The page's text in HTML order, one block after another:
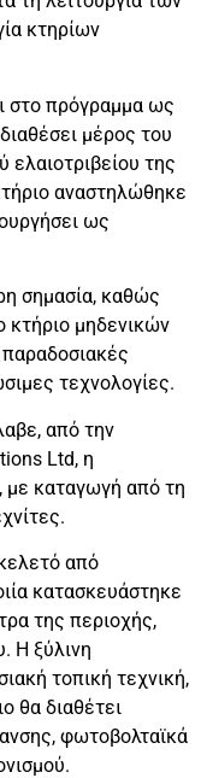
κτηρίων
στο πρόγραμμα ως
μέρος του
ελαιοτριβείου της
αναστηλώθηκε
ως
σημασία, καθώς
κτήριο μηδενικών
τεχνολογίες.
από την
Ltd, η
με καταγωγή από τη
από
κατασκευάστηκε
της περιοχής,
Η ξύλινη
τοπική τεχνική,
θα διαθέτει
φωτοβολταϊκά